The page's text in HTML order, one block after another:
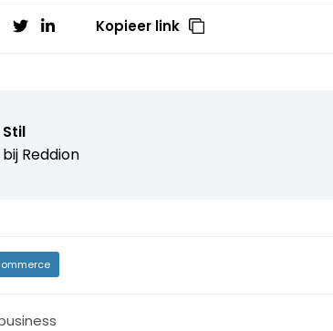
Kopieer link
bij Reddion